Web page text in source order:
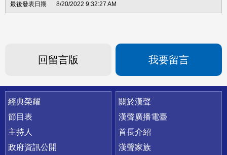
8/20/2022 9:32:27 AM
回留言版 我要留言
快速連結
經典榮耀
節目表
主持人
政府資訊公開
關於漢聲
漢聲廣播電臺
首長介紹
漢聲家族